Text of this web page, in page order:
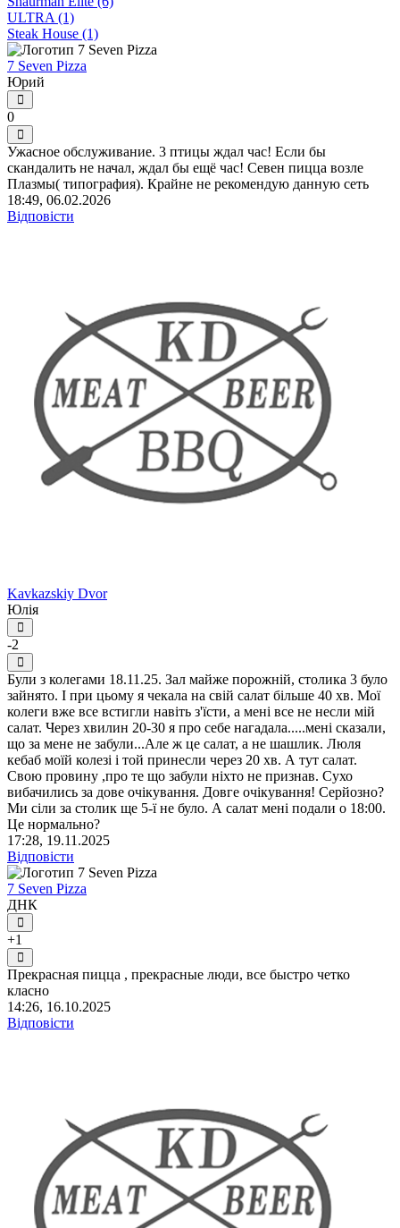
ULTRA (1)
Steak House (1)
7 Seven Pizza
Юрий
0
Ужасное обслуживание. 3 птицы ждал час! Если бы
скандалить не начал, ждал бы ещё час! Севен пицца возле
Плазмы( типография). Крайне не рекомендую данную сеть
18:49, 06.02.2026
Відповісти
Kavkazskiy Dvor
Юлія
-2
Були з колегами 18.11.25. Зал майже порожній, столика 3 було
зайнято. І при цьому я чекала на свій салат більше 40 хв. Мої
колеги вже все встигли навіть з'їсти, а мені все не несли мій
салат. Через хвилин 20-30 я про себе нагадала.....мені сказали,
що за мене не забули...Але ж це салат, а не шашлик. Люля
кебаб моїй колезі і той принесли через 20 хв. А тут салат.
Свою провину ,про те що забули ніхто не признав. Сухо
вибачились за дове очікування. Довге очікування! Серйозно?
Ми сіли за столик ще 5-ї не було. А салат мені подали о 18:00.
Це нормально?
17:28, 19.11.2025
Відповісти
7 Seven Pizza
ДНК
+1
Прекрасная пицца , прекрасные люди, все быстро четко
класно
14:26, 16.10.2025
Відповісти